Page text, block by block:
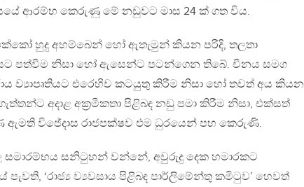
ආරම්භ කෙරුණු මේ නඩුවට මාස 24 ක් ගත විය.
හුදු අහම්බෙන් හෝ ඇතැමුන් කියන පරිදි, තලතා
පත්වීම නිසා හෝ ඇසෙන්ට පටන්ගෙන තිබේ. චීනය සමග
ව්‍යාපෘතියට එරෙහිව කටයුතු කිරීම නිසා හෝ තවත් අය කියන
අදාළ අක‍්‍රමිකතා පිළිබඳ නඩු පමා කිරීම නිසා, එක්සත්
ඇමති විජේදාස රාජපක්ෂව එම ධුරයෙන් පහ කෙරුණි.
සමාරම්භය සනිටුහන් වන්නේ, අවුරුදු දෙක හමාරකට
පැවති, ‘රාජ්‍ය ව්‍යවසාය පිළිබඳ පාර්ලිමේන්තු කමිටුව’ හෙවත්